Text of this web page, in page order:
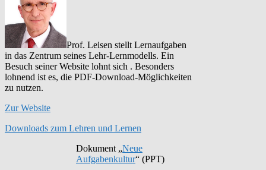
Prof. Leisen stellt Lernaufgaben
in das Zentrum seines Lehr-Lernmodells. Ein
Besuch seiner Website lohnt sich . Besonders
lohnend ist es, die PDF-Download-Möglichkeiten
zu nutzen.
Zur Website
Downloads zum Lehren und Lernen
Dokument „Neue
Aufgabenkultur“ (PPT)